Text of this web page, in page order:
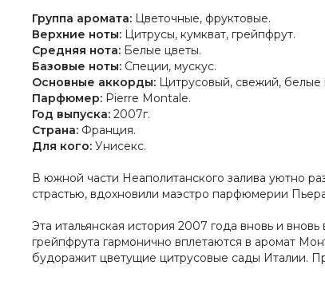
Группа аромата: Цветочные, фруктовые.
Верхние ноты: Цитрусы, кумкват, грейпфрут.
Средняя нота: Белые цветы.
Базовые ноты: Специи, мускус.
Основные аккорды: Цитрусовый, свежий, белые
Парфюмер: Pierre Montale.
Год выпуска: 2007г.
Страна: Франция.
Для кого: Унисекс.
В южной части Неаполитанского залива уютно
страстью, вдохновили маэстро парфюмерии
Эта итальянская история 2007 года вновь и
грейпфрута гармонично вплетаются в аромат
будоражит цветущие цитрусовые сады Италии.